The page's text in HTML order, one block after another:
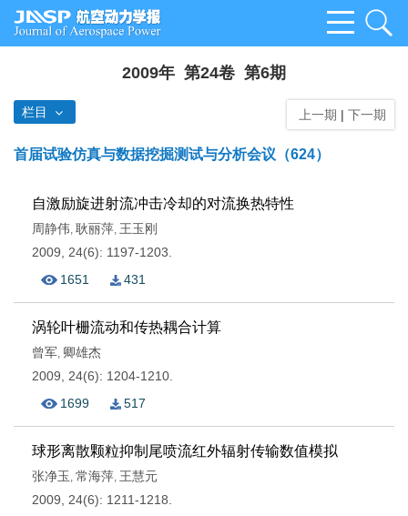
2009年 第24卷 第6期
栏目 上一期 | 下一期
首届试验仿真与数据挖掘测试与分析会议（624）
自激励旋进射流冲击冷却的对流换热特性
周静伟, 耿丽萍, 王玉刚
2009, 24(6): 1197-1203.
1651
431
涡轮叶栅流动和传热耦合计算
曾军, 卿雄杰
2009, 24(6): 1204-1210.
1699
517
球形离散颗粒抑制尾喷流红外辐射传输数值模拟
张净玉 , 常海萍, 王慧元
2009, 24(6): 1211-1218.